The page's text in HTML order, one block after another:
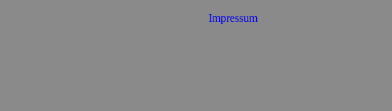
Impressum